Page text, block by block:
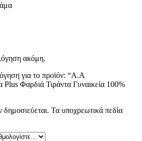
ακόμη.
για το προϊόν: “A.A
Φαρδιά Τιράντα Γυναικεία 100%
Τα υποχρεωτικά πεδία